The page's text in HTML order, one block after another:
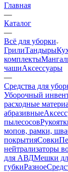
Главная
—
Каталог
—
Всё для уборки
ГрилиТандыры
комплекты
чашиАксессуары
—
Средства для
Уборочный
расходные
абразивные
пылесосов
мопов, рамки,
покрытияСовки
нейтрализаторы
для АВДМешки
губкиРазное